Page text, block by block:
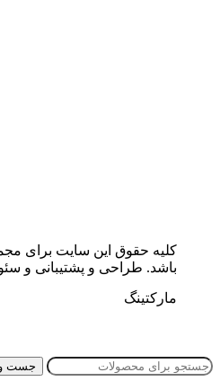
کلیه حقوق این سایت برای
باشد. طراحی و پشتیبانی و
مارکتینگ
جست